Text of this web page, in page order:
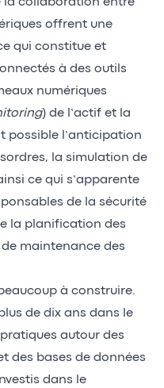
la collaboration entre
offrent une
qui constitue et
à des outils
numériques
) de l’actif et la
possible l’anticipation
la simulation de
ce qui s’apparente
de la sécurité
la planification des
maintenance des
à construire.
de dix ans dans le
autour des
des bases de données
dans le